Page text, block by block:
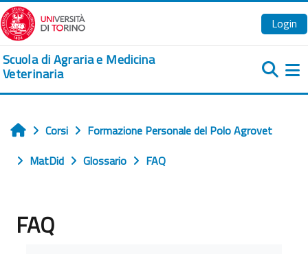
Vai al contenuto principale
Login
Scuola di Agraria e Medicina
Veterinaria
Home
Corsi
Formazione Personale del Polo Agrovet
MatDid
Glossario FAQ
FAQ